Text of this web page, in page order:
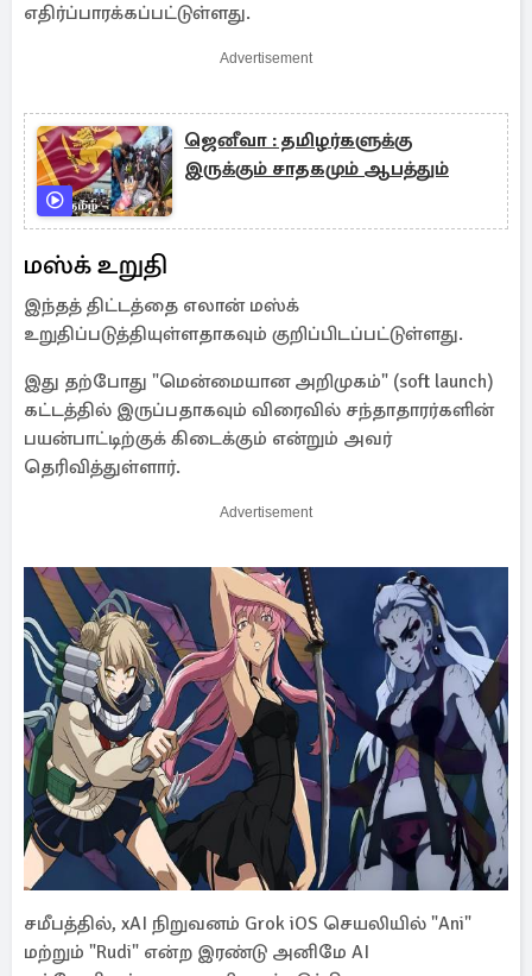
எதிர்ப்பாரக்கப்பட்டுள்ளது.
Advertisement
ஜெனீவா : தமிழர்களுக்கு
இருக்கும் சாதகமும் ஆபத்தும்
மஸ்க் உறுதி
இந்தத் திட்டத்தை எலான் மஸ்க்
உறுதிப்படுத்தியுள்ளதாகவும் குறிப்பிடப்பட்டுள்ளது.
இது தற்போது "மென்மையான அறிமுகம்" (soft launch)
கட்டத்தில் இருப்பதாகவும் விரைவில் சந்தாதாரர்களின்
பயன்பாட்டிற்குக் கிடைக்கும் என்றும் அவர்
தெரிவித்துள்ளார்.
Advertisement
சமீபத்தில், xAI நிறுவனம் Grok iOS செயலியில் "Ani"
மற்றும் "Rudi" என்ற இரண்டு அனிமே AI